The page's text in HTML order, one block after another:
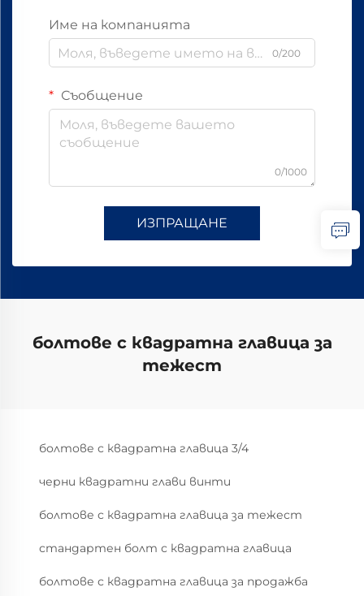
Име на компанията
0/200
Съобщение
0/1000
ИЗПРАЩАНЕ
болтове с квадратна главица за
тежест
болтове с квадратна главица 3/4
черни квадратни глави винти
болтове с квадратна главица за тежест
стандартен болт с квадратна главица
болтове с квадратна главица за продажба